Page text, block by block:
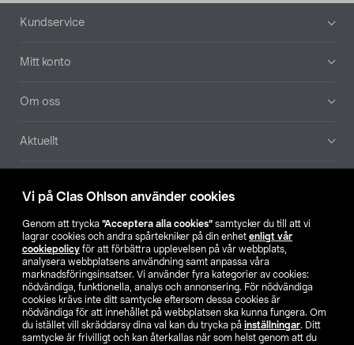
Vi på Clas Ohlson använder cookies
Genom att trycka ”Acceptera alla cookies” samtycker du till att vi
lagrar cookies och andra spårtekniker på din enhet enligt vår
cookiepolicy för att förbättra upplevelsen på vår webbplats,
analysera webbplatsens användning samt anpassa våra
marknadsföringsinsatser. Vi använder fyra kategorier av cookies:
nödvändiga, funktionella, analys och annonsering. För nödvändiga
cookies krävs inte ditt samtycke eftersom dessa cookies är
nödvändiga för att innehållet på webbplatsen ska kunna fungera. Om
du istället vill skräddarsy dina val kan du trycka på inställningar. Ditt
samtycke är frivilligt och kan återkallas när som helst genom att du
Sidfot
Kundservice
Mitt konto
Om oss
Aktuellt
Hitta butik
SE NO FI